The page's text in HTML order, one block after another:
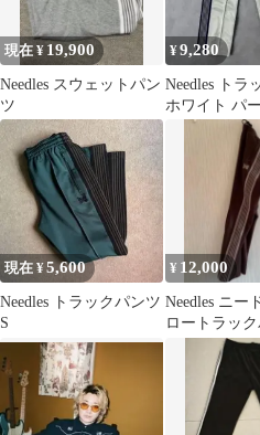
現在 ¥ 19,900
Needles スウェットパン
ツ
¥9,280
Needles トラ
ホワイト パ
イズ
現在 ¥5,600
Needles トラックパンツ
S
¥ 12,000
Needles ニー
ロートラッ